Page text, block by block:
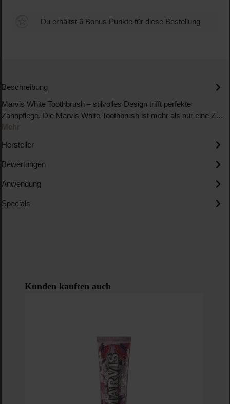
Du erhältst 6 Bonus Punkte für diese Bestellung
Beschreibung
Marvis White Toothbrush – stilvolles Design trifft perfekte
Zahnpflege. Die Marvis White Toothbrush ist mehr als nur eine Z…
Mehr
Hersteller
Bewertungen
Anwendung
Specials
Produktgalerie überspringen
Kunden kauften auch